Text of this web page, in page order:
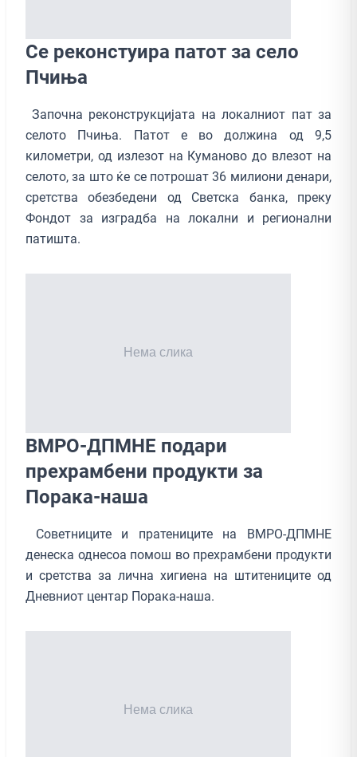
Се реконстуира патот за село
Пчиња
Започна реконструкцијата на локалниот пат за
селото Пчиња. Патот е во должина од 9,5
километри, од излезот на Куманово до влезот на
селото, за што ќе се потрошат 36 милиони денари,
сретства обезбедени од Светска банка, преку
Фондот за изградба на локални и регионални
патишта.
ВМРО-ДПМНЕ подари
прехрамбени продукти за
Порака-наша
Советниците и пратениците на ВМРО-ДПМНЕ
денеска однесоа помош во прехрамбени продукти
и сретства за лична хигиена на штитениците од
Дневниот центар Порака-наша.